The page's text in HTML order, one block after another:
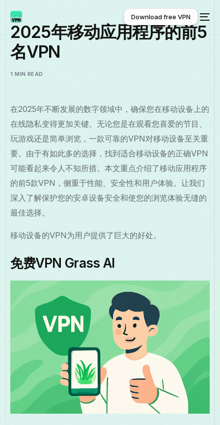
中文 (中国)
Download free VPN
2025年移动应用程序的前5
名VPN
1 MIN READ
在2025年不断发展的数字领域中，确保您在移动设备上的
在线隐私变得更加关键。无论您是在观看您喜爱的节目、
玩游戏还是简单浏览，一款可靠的VPN对移动设备至关重
要。由于有如此多的选择，找到适合移动设备的正确VPN
可能看起来令人不知所措。本文重点介绍了移动应用程序
的前5款VPN，侧重于性能、安全性和用户体验。让我们
深入了解保护您的安卓设备安全和使您的浏览体验无缝的
最佳选择。
移动设备的VPN为用户提供了巨大的好处。
免费VPN Grass AI